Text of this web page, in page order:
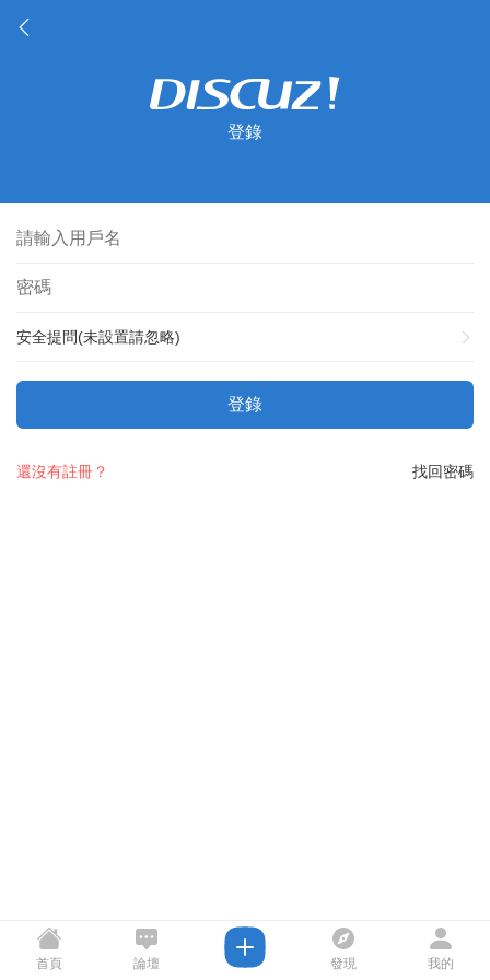
登錄
安全提問(未設置請忽略)
登錄
找回密碼
還沒有註冊？
首頁 論壇 發現 我的